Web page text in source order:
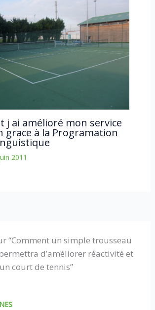
j ai amélioré mon service
grace à la Programation
2011
“Comment un simple trousseau
d’améliorer réactivité et
court de tennis”